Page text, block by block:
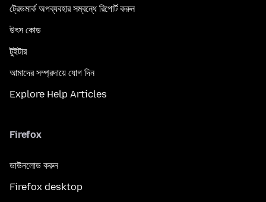
ট্রেডমার্ক অপব্যবহার সম্বন্ধে রিপোর্ট করুন
উৎস কোড
টুইটার
আমাদের সম্প্রদায়ে যোগ দিন
Explore Help Articles
Firefox
ডাউনলোড করুন
Firefox desktop